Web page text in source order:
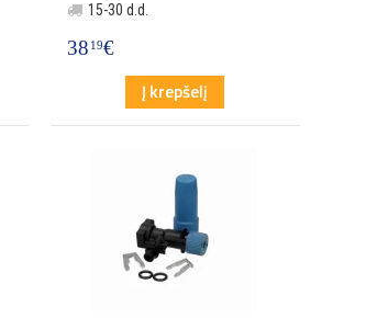
15-30 d.d.
38 19€
Į krepšelį